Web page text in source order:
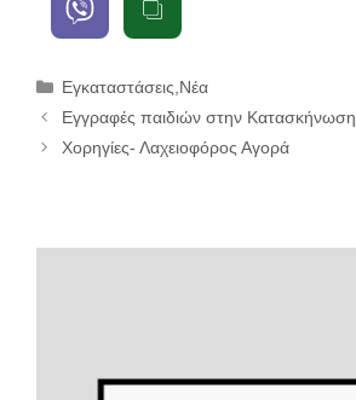
Κατηγορίες
Εγκαταστάσεις Νέα
Εγγραφές παιδιών στην Κατασκήνωση
Χορηγίες- Λαχειοφόρος Αγορά